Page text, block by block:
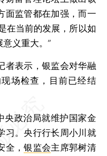
面监管都在加强，而一
在当前的发展，所以如
义重大。”
表示，银监会对华融
场检查，目前已经结
政治局就维护国家金
习。央行行长周小川就
全，银监会主席郭树清